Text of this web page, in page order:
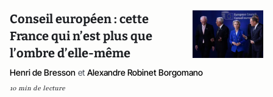
Conseil européen : cette
France qui n’est plus que
l’ombre d’elle-même
Henri de Bresson et Alexandre Robinet Borgomano
10 min de lecture